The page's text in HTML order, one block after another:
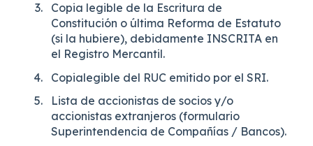
Copia legible de la Escritura de
Constitución o última Reforma de Estatuto
(si la hubiere), debidamente INSCRITA en
el Registro Mercantil.
Copialegible del RUC emitido por el SRI.
Lista de accionistas de socios y/o
accionistas extranjeros (formulario
Superintendencia de Compañías / Bancos).